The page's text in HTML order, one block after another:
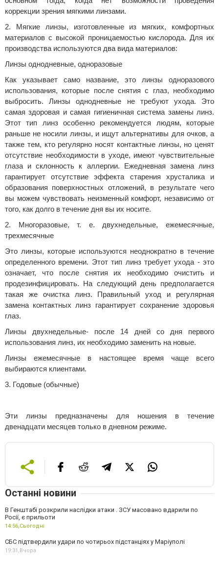
коррекции зрения мягкими линзами.
2. Мягкие линзы, изготовленные из мягких, комфортных
материалов с высокой проницаемостью кислорода. Для их
производства используются два вида материалов:
Линзы однодневные, одноразовые
Как указывает само название, это линзы одноразового
использования, которые после снятия с глаз, необходимо
выбросить. Линзы однодневные не требуют ухода. Это
самая здоровая и самая гигиеничная система замены линз.
Этот тип линз особенно рекомендуется людям, которые
раньше не носили линзы, и ищут альтернативы для очков, а
также тем, кто регулярно носят контактные линзы, но ценят
отсутствие необходимости в уходе, имеют чувствительные
глаза и склонность к аллергии. Ежедневная замена линз
гарантирует отсутствие эффекта старения хрусталика и
образования поверхностных отложений, в результате чего
вы можем чувствовать неизменный комфорт, независимо от
того, как долго в течение дня вы их носите.
2. Многоразовые, т. е. двухнедельные, ежемесячные,
трехмесячные
Это линзы, которые используются неоднократно в течение
определенного времени. Этот тип линз требует ухода - это
означает, что после снятия их необходимо очистить и
продезинфицировать. На следующий день предполагается
такая же очистка линз. Правильный уход и регулярная
замена контактных линз гарантирует сохранение здоровья
глаз.
Линзы двухнедельные- после 14 дней со дня первого
использования линз, их необходимо заменить на новые.
Линзы ежемесячные в настоящее время чаще всего
выбираются клиентами.
3. Годовые (обычные)
Эти линзы предназначены для ношения в течение
двенадцати месяцев только в дневном режиме.
Останні новини
В Генштабі розкрили наслідки атаки . ЗСУ масовано вдарили по
Росії, є прильоти
14:56,Сьогодні
СБС підтвердили удари по чотирьох підстанціях у Маріуполі
19:31,Вчора